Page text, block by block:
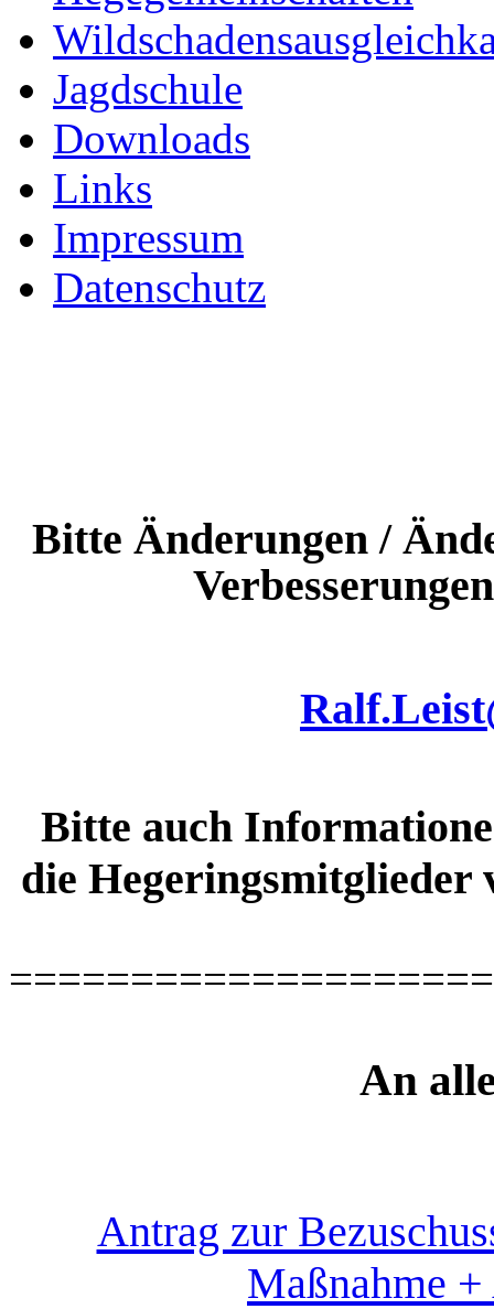
Jagdschule
Downloads
Links
Impressum
Datenschutz
Bitte Änderungen /
Bitte auch
die
An
Antrag zur
Maßnahme